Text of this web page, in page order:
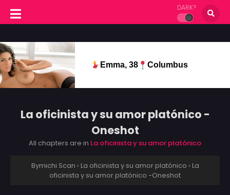
DARK?
Emma, 38 Columbus
La oficinista y su amor platónico -
Oneshot
All chapters are in La oficinista y su amor platónico
Bymichi Scan › La oficinista y su amor platónico › La
oficinista y su amor platónico -Oneshot